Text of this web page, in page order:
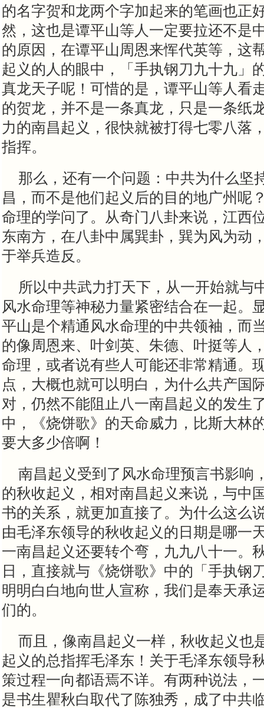
的名字贺和龙两个字加起来的笔画也正
然，这也是谭平山等人一定要拉还不是
的原因，在谭平山周恩来恽代英等，这
起义的人的眼中，「手执钢刀九十九」
真龙天子呢！可惜的是，谭平山等人看
的贺龙，并不是一条真龙，只是一条纸
力的南昌起义，很快就被打得七零八落
指挥。
那么，还有一个问题：中共为什么坚
昌，而不是他们起义后的目的地广州呢
命理的学问了。从奇门八卦来说，江西
东南方，在八卦中属巽卦，巽为风为动
于举兵造反。
所以中共武力打天下，从一开始就与
风水命理等神秘力量紧密结合在一起。
平山是个精通风水命理的中共领袖，而
的像周恩来、叶剑英、朱德、叶挺等人
命理，或者说有些人可能还非常精通。
点，大概也就可以明白，为什么共产国
对，仍然不能阻止八一南昌起义的发生
中，《烧饼歌》的天命威力，比斯大林
要大多少倍啊！
南昌起义受到了风水命理预言书影响
的秋收起义，相对南昌起义来说，与中
书的关系，就更加直接了。为什么这么
由毛泽东领导的秋收起义的日期是哪一
一南昌起义还要转个弯，九九八十一。
日，直接就与《烧饼歌》中的「手执钢
明明白白地向世人宣称，我们是奉天承
们的。
而且，像南昌起义一样，秋收起义也
起义的总指挥毛泽东！关于毛泽东领导
策过程一向都语焉不详。有两种说法，
是书生瞿秋白取代了陈独秀，成了中共